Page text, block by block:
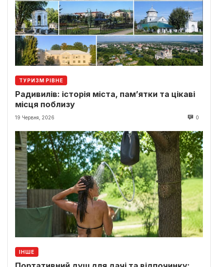
ТУРИЗМ РІВНЕ
Радивилів: історія міста, пам’ятки та цікаві
місця поблизу
19 Червня, 2026 0
ІНШЕ